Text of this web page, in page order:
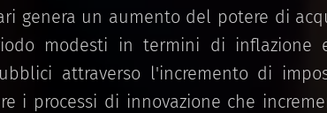
genera un aumento del potere di
modesti in termini di inflazione
attraverso l'incremento di
i processi di innovazione che